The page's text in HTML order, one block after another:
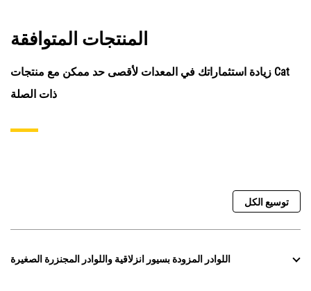
المنتجات المتوافقة
زيادة استثماراتك في المعدات لأقصى حد ممكن مع منتجات Cat
ذات الصلة
توسيع الكل
اللوادر المزودة بسيور انزلاقية واللوادر المجنزرة الصغيرة